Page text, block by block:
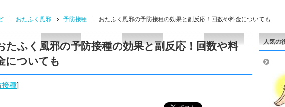
おたふく風邪 予防接種 おたふく風邪の予防接種の効果と副反応！回数や料金についても
たふく風邪の予防接種の効果と副反応！回数や料
についても
接種]
人気の